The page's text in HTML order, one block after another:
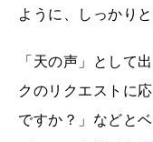
ように、しっかり
「天の声」として
クのリクエストに
ですか？」などと